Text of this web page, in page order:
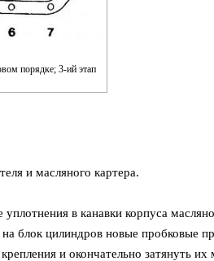
порядке; 3-ий этап
и масляного картера.
в канавки корпуса
блок цилиндров новые пробковые
и окончательно затянуть